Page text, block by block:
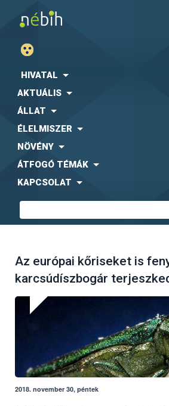
HIVATAL
AKTUÁLIS
ÁLLAT
ÉLELMISZER
NÖVÉNY
ÁTFOGÓ TÉMÁK
KAPCSOLAT
Az európai kőriseket is
karcsúdíszbogár
2018. november 30, péntek